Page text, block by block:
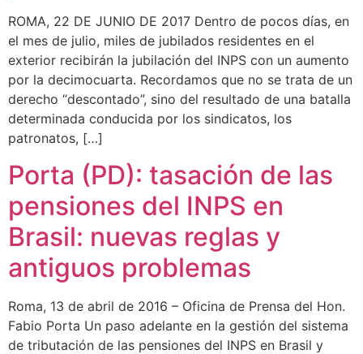
ROMA, 22 DE JUNIO DE 2017 Dentro de pocos días, en
el mes de julio, miles de jubilados residentes en el
exterior recibirán la jubilación del INPS con un aumento
por la decimocuarta. Recordamos que no se trata de un
derecho “descontado”, sino del resultado de una batalla
determinada conducida por los sindicatos, los
patronatos, […]
Porta (PD): tasación de las
pensiones del INPS en
Brasil: nuevas reglas y
antiguos problemas
Roma, 13 de abril de 2016 – Oficina de Prensa del Hon.
Fabio Porta Un paso adelante en la gestión del sistema
de tributación de las pensiones del INPS en Brasil y